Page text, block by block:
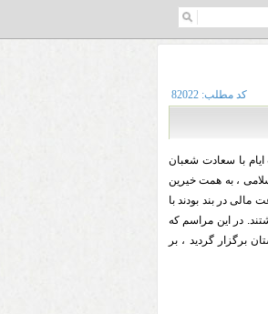
کد مطلب: 82022
با سعادت شعبان
، به همت خیرین
در بند بودند با
در این مراسم که
برگزار گردید ، بر